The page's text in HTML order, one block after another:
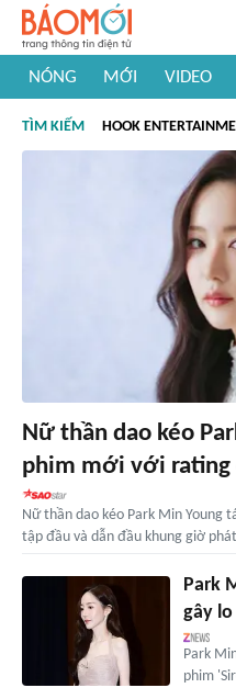
NÓNG MỚI VIDEO
#Khám phá thế giới
TÌM KIẾM HOOK
Nữ thần dao kéo
phim mới với rating
Nữ thần dao kéo Park Min Young
tập đầu và dẫn đầu khung giờ
Park
gây
Park
phim